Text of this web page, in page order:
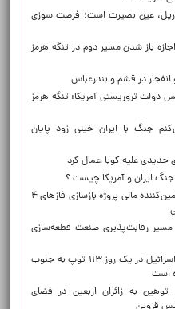
ریل، عین بصیرت است؛ فرصت سوزی
باز شدن مسیر دوم در تنگه هرمز
در قشم و بندرعباس
دولت تروریستی آمریکا: تنگه هرمز
جنگ با ایران خیلی زود پایان
جدیدی علیه کوبا اعمال کرد
جنگ ایران و آمریکا چیست ؟
بانک تجارت، تأمین‌کننده مالی پروژه بازسازی فازهای ۴
مسیر رقابت‌پذیری صنعت قطعه‌سازی
یونیفل: ارتش اسرائیل در یک روز ۱۱۳ توپ به جنوب
است
به زائران اربعین در فضای